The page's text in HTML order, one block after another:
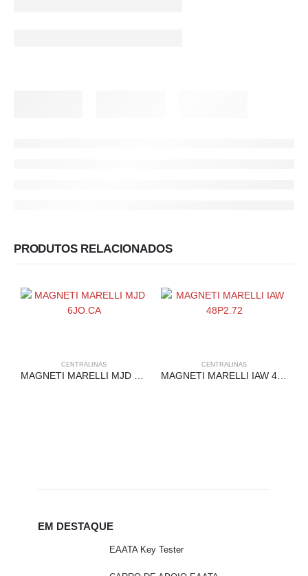
PRODUTOS RELACIONADOS
CENTRALINAS
MAGNETI MARELLI MJD 6JO.CA
CENTRALINAS
MAGNETI MARELLI IAW 48P2.72
EM DESTAQUE
EAATA Key Tester